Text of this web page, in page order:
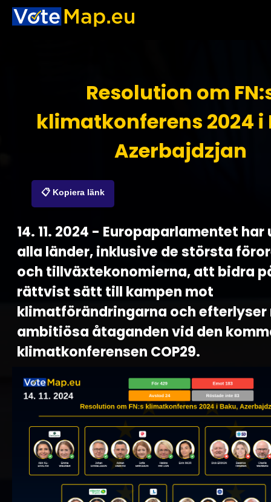
Resolution om
klimatkonferens 2024 i
Azerbajdzjan
📋 Kopiera länk
14. 11. 2024 - Europaparlamentet
alla länder, inklusive de största
och tillväxtekonomierna, att bidra
rättvist sätt till kampen mot
klimatförändringarna och efterlyser
ambitiösa åtaganden vid den
klimatkonferensen COP29.